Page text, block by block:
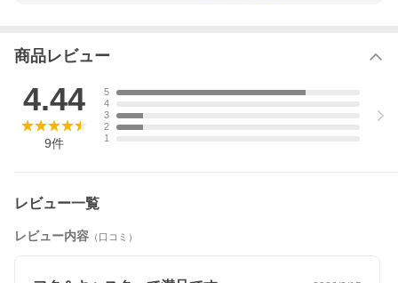
フタをすればもっと便利に。
ポンとはめるだけで、ごちゃつく荷物をすっきり目隠し。「キャ
スター付き収納」専用のフタが登場しました。
生活感もこれでさよなら、フタをしてソファ横においておけば
素材を選びました。
商品レビュー
4.44
9件
5
4
3
2
1
レビュー一覧
レビュー内容 （口コミ）